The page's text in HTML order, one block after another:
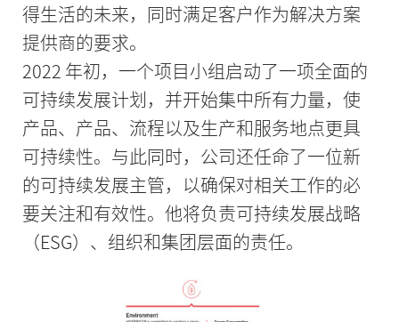
得生活的未来，同时满足客户作为解决方案
提供商的要求。
2022 年初，一个项目小组启动了一项全面的
可持续发展计划，并开始集中所有力量，使
产品、产品、流程以及生产和服务地点更具
可持续性。与此同时，公司还任命了一位新
的可持续发展主管，以确保对相关工作的必
要关注和有效性。他将负责可持续发展战略
（ESG）、组织和集团层面的责任。